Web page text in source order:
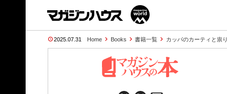
2025.07.31 Home Books 書籍一覧 カッパのカーティと祟